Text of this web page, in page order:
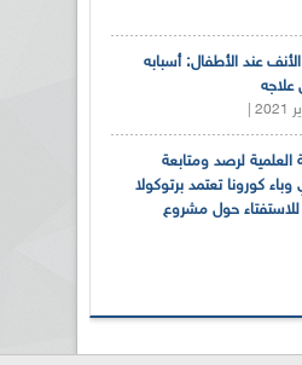
عند الأطفال: أسبابه
العلمية لرصد ومتابعة
كورونا تعتمد برتوكولا
حول مشروع